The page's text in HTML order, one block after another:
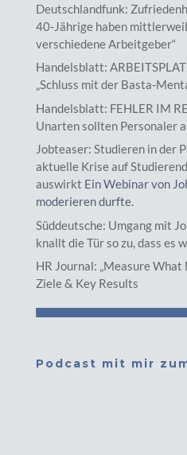
Deutschlandfunk:
40-Jährige haben
verschiedene Arbeitgeber“
Handelsblatt:
„Schluss mit der Basta-
Handelsblatt: FEHLER IM
Unarten sollten Personaler
Jobteaser: Studieren in der
aktuelle Krise auf
auswirkt Ein Webinar von
moderieren durfte.
Süddeutsche: Umgang mit
knallt die Tür so zu, dass es
HR Journal: „Measure
Ziele & Key Results
Podcast mit mir